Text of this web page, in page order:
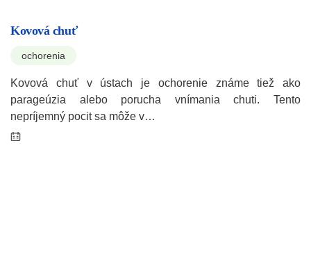
Kovová chuť
ochorenia
Kovová chuť v ústach je ochorenie známe tiež ako
parageúzia alebo porucha vnímania chuti. Tento
nepríjemný pocit sa môže v…